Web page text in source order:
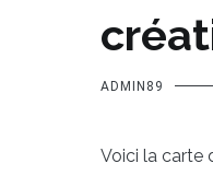
ADMIN89
Voici la carte